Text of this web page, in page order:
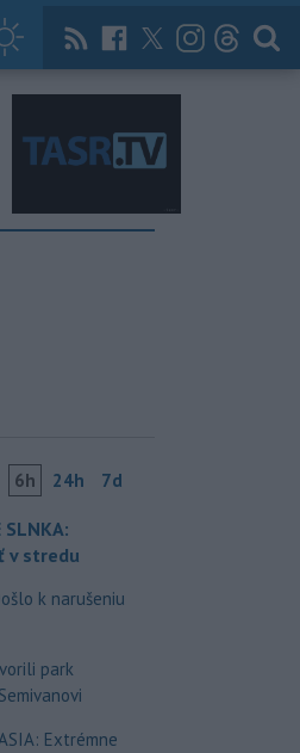
Magazín News Now Archív
6h 24h 7d
SLNKA:
v stredu
k narušeniu
park
Extrémne